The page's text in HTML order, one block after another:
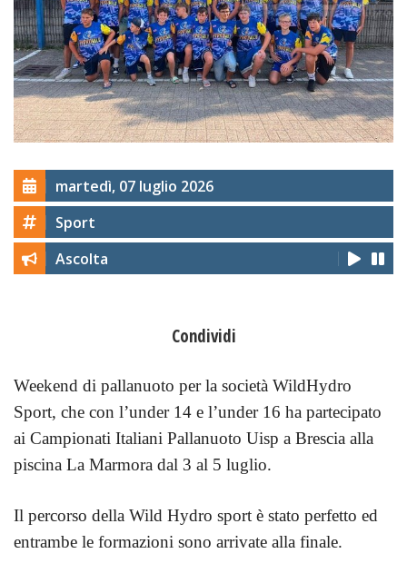
martedì, 07 luglio 2026
Sport
Ascolta
Condividi
Weekend di pallanuoto per la società WildHydro
Sport, che con l’under 14 e l’under 16 ha partecipato
ai Campionati Italiani Pallanuoto Uisp a Brescia alla
piscina La Marmora dal 3 al 5 luglio.
Il percorso della Wild Hydro sport è stato perfetto ed
entrambe le formazioni sono arrivate alla finale.